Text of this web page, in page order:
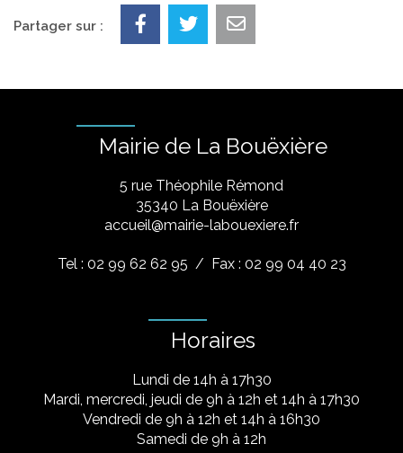
Partager sur :
Mairie de La Bouëxière
5 rue Théophile Rémond
​35340 La Bouëxière
accueil@mairie-labouexiere.fr
Tel : 02 99 62 62 95 / Fax : 02 99 04 40 23
Horaires
Lundi de 14h à 17h30
Mardi, mercredi, jeudi de 9h à 12h et 14h à 17h30
Vendredi de 9h à 12h et 14h à 16h30
Samedi de 9h à 12h